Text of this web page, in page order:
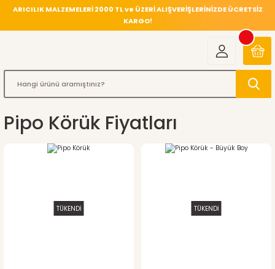
ARICILIK MALZEMELERİ 2000 TL ve ÜZERİ ALIŞVERİŞLERİNİZDE ÜCRETSİZ
KARGO!
Pipo Körük Fiyatları
TÜKENDİ TÜKENDİ